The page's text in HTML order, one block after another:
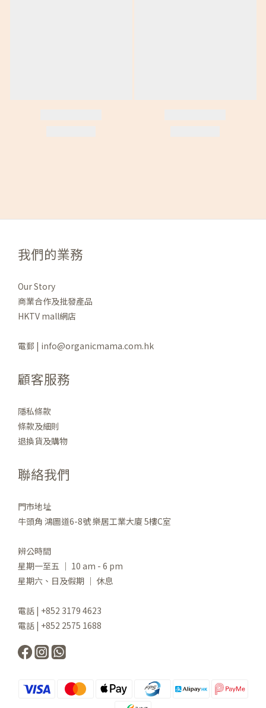
我們的業務
Our Story
商業合作及批發產品
HKTV mall網店
電郵 | info@organicmama.com.hk
顧客服務
隱私條款
條款及細則
退換貨及購物
聯絡我們
門市地址
牛頭角 鴻圖道6-8號 樂居工業大廈 5樓C室
辨公時間
星期一至五 ｜ 10 am - 6 pm
星期六、日及假期 ｜ 休息
電話 | +852 3179 4623
電話 | +852 2575 1688